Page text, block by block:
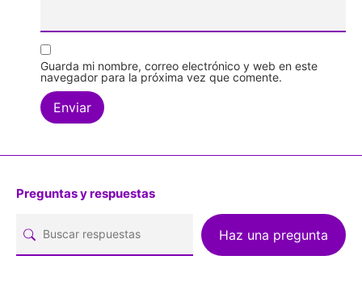
Guarda mi nombre, correo electrónico y web en este
navegador para la próxima vez que comente.
Preguntas y respuestas
Haz una pregunta